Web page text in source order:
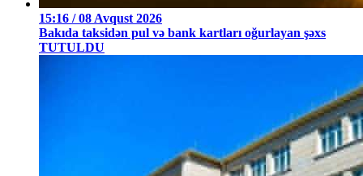
15:16 / 08 Avqust 2026
Bakıda taksidən pul və bank kartları oğurlayan şəxs
TUTULDU